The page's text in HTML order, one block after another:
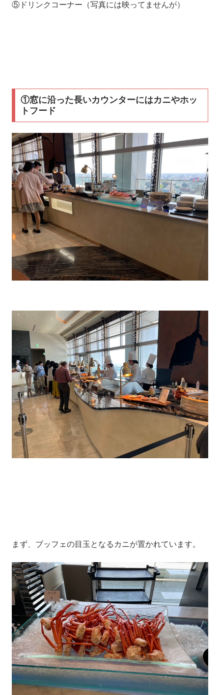
⑤ドリンクコーナー（写真には映ってませんが）
①窓に沿った長いカウンターにはカニやホッ
トフード
まず、ブッフェの目玉となるカニが置かれています。